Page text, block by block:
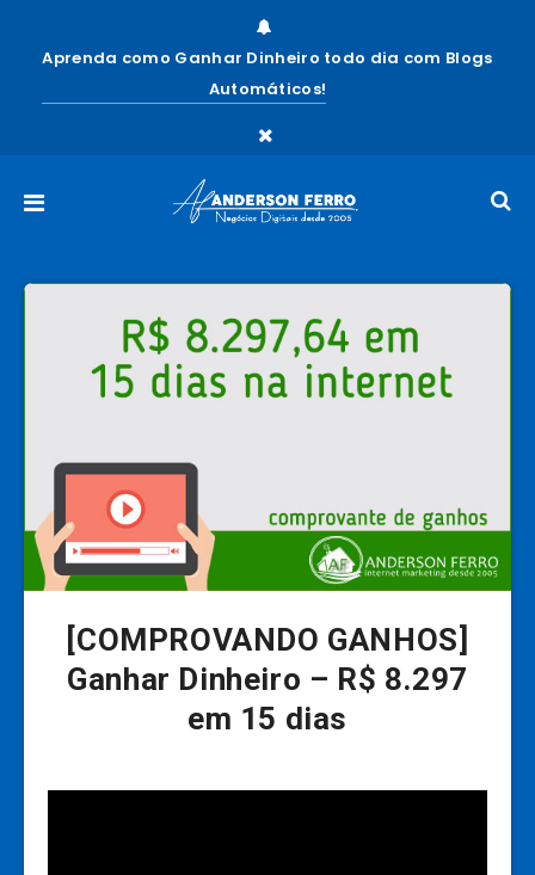
Aprenda como Ganhar Dinheiro todo dia com Blogs
Automáticos!
[COMPROVANDO GANHOS]
Ganhar Dinheiro – R$ 8.297
em 15 dias